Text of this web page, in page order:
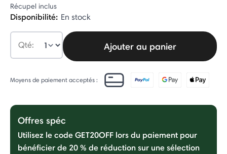
Récupel inclus
Disponibilité: En stock
Qté: Ajouter au panier
Moyens de paiement acceptés :
Offres spéc
Utilisez le code GET20OFF lors du paiement pour
bénéficier de 20 % de réduction sur une sélection